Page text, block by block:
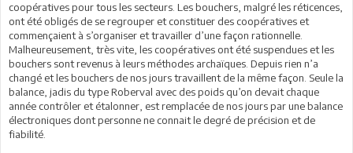
coopératives pour tous les secteurs. Les bouchers, malgré les réticences,
ont été obligés de se regrouper et constituer des coopératives et
commençaient à s’organiser et travailler d’une façon rationnelle.
Malheureusement, très vite, les coopératives ont été suspendues et les
bouchers sont revenus à leurs méthodes archaïques. Depuis rien n’a
changé et les bouchers de nos jours travaillent de la même façon. Seule la
balance, jadis du type Roberval avec des poids qu’on devait chaque
année contrôler et étalonner, est remplacée de nos jours par une balance
électroniques dont personne ne connait le degré de précision et de
fiabilité.